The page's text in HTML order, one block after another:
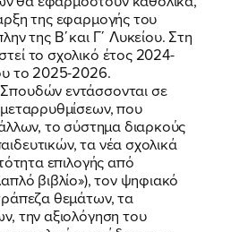
της εφαρμογής του
της Β΄και Γ΄ Λυκείου. Στη
το σχολικό έτος 2024-
το 2025-2026.
εντάσσονται σε
που
το σύστημα διαρκούς
τα νέα σχολικά
επιλογής από
βιβλίο»), τον ψηφιακό
θεμάτων, τα
την αξιολόγηση του